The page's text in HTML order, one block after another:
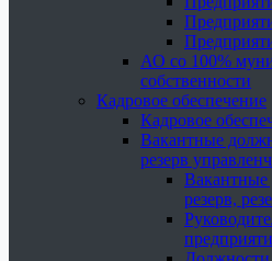
АО со 100%
собственности
Кадровое обеспечение
Кадровое
Вакантные
резерв
Вакантные
резерв,